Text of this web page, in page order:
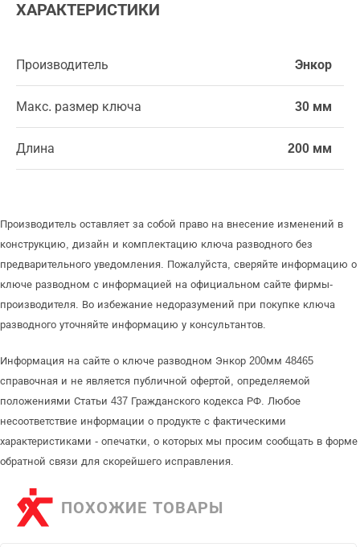
ХАРАКТЕРИСТИКИ
Производитель Энкор
Макс. размер ключа 30 мм
Длина 200 мм
Производитель оставляет за собой право на внесение изменений в
конструкцию, дизайн и комплектацию ключа разводного без
предварительного уведомления. Пожалуйста, сверяйте информацию о
ключе разводном с информацией на официальном сайте фирмы-
производителя. Во избежание недоразумений при покупке ключа
разводного уточняйте информацию у консультантов.
Информация на сайте о ключе разводном Энкор 200мм 48465
справочная и не является публичной офертой, определяемой
положениями Статьи 437 Гражданского кодекса РФ. Любое
несоответствие информации о продукте с фактическими
характеристиками - опечатки, о которых мы просим сообщать в форме
обратной связи для скорейшего исправления.
ПОХОЖИЕ ТОВАРЫ